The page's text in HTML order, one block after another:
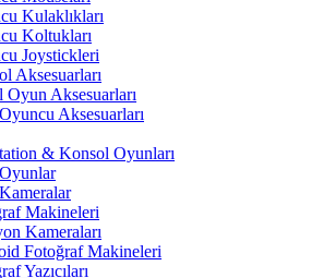
Kulaklıkları
Koltukları
Joystickleri
Aksesuarları
Aksesuarları
Aksesuarları
& Konsol Oyunları
Makineleri
Kameraları
Fotoğraf Makineleri
Yazıcıları